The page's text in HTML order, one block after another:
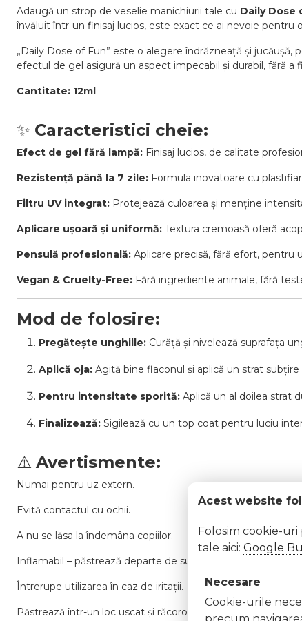
Adaugă un strop de veselie manichiurii tale cu Daily Dose
învăluit într-un finisaj lucios, este exact ce ai nevoie pentru
„Daily Dose of Fun” este o alegere îndrăzneață și
efectul de gel asigură un aspect impecabil și durabil, fără a
Cantitate: 12ml
✨ Caracteristici cheie:
Efect de gel fără lampă: Finisaj lucios, de calitate
Rezistență până la 7 zile: Formula inovatoare cu
Filtru UV integrat: Protejează culoarea și menține
Aplicare ușoară și uniformă: Textura cremoasă oferă
Pensulă profesională: Aplicare precisă, fără efort, pentru
Vegan & Cruelty-Free: Fără ingrediente animale, fără
Mod de folosire:
Pregătește unghiile: Curăță și nivelează suprafața
Aplică oja: Agită bine flaconul și aplică un strat subțire
Pentru intensitate sporită: Aplică un al doilea strat
Finalizează: Sigilează cu un top coat pentru luciu
⚠️ Avertismente:
Numai pentru uz extern.
Evită contactul cu ochii.
A nu se lăsa la îndemâna copiilor.
Inflamabil – păstrează departe de surse de foc sau căldură.
Întrerupe utilizarea în caz de iritații.
Păstrează într-un loc uscat și răcoros, ferit de lumina directă
Acest website
Folosim cookie-
tale aici: Google
Necesare
Cookie-urile
precum